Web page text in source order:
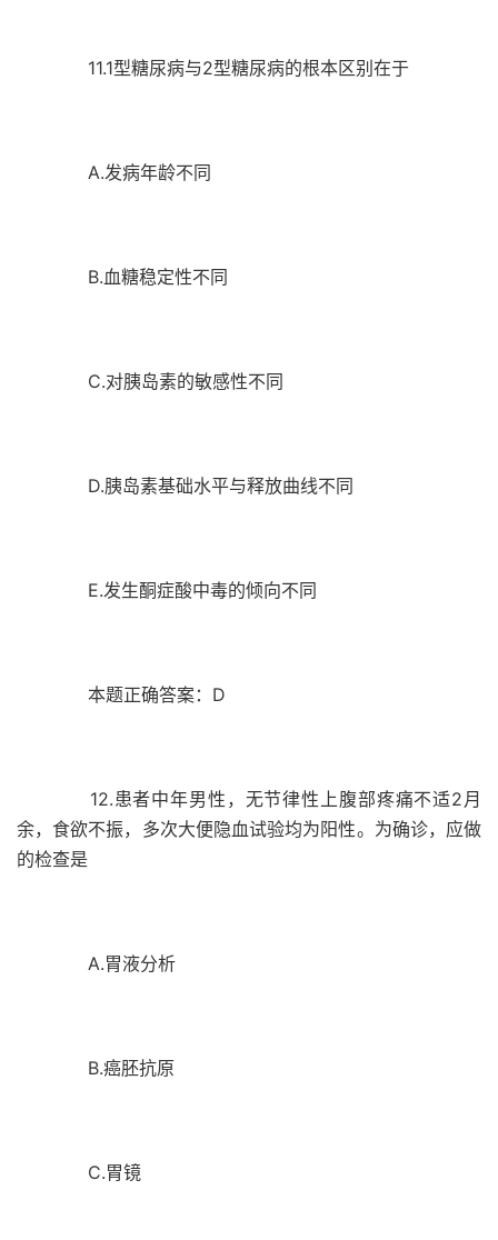
11.1型糖尿病与2型糖尿病的根本区别在于
A.发病年龄不同
B.血糖稳定性不同
C.对胰岛素的敏感性不同
D.胰岛素基础水平与释放曲线不同
E.发生酮症酸中毒的倾向不同
本题正确答案：D
12.患者中年男性，无节律性上腹部疼痛不适2月
余，食欲不振，多次大便隐血试验均为阳性。为确诊，应做
的检查是
A.胃液分析
B.癌胚抗原
C.胃镜